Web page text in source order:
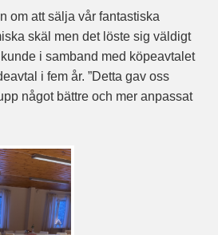
om att sälja vår fantastiska
skäl men det löste sig väldigt
i samband med köpeavtalet
i fem år. ”Detta gav oss
något bättre och mer anpassat